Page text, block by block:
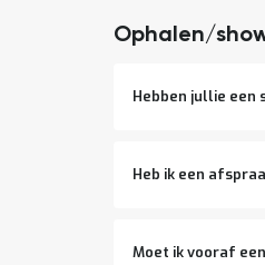
Ophalen/
Hebben jullie een
Heb ik een
Moet ik vooraf